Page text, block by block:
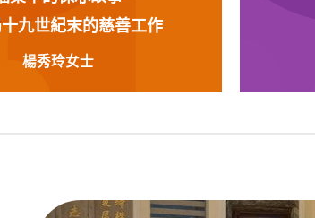
九世紀末的慈善工作
楊秀玲女士